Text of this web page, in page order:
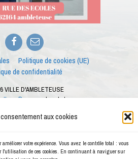
aux cookies
votre expérience. Vous avez le contrôle total : vous
l'utilisation de ces cookies. En continuant à naviguer sur
Facebook
E-
mail
Politique de cookies (UE)
de confidentialité
VILLE D'AMBLETEUSE
Barrypour les photos
cadre des ateliers numériques proposés par le
de la ville d'Ambleteuse